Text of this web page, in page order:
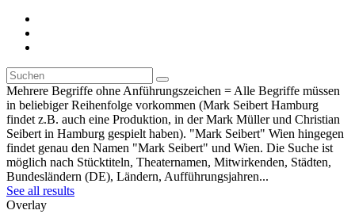
Mehrere Begriffe ohne Anführungszeichen = Alle Begriffe müssen
in beliebiger Reihenfolge vorkommen (Mark Seibert Hamburg
findet z.B. auch eine Produktion, in der Mark Müller und Christian
Seibert in Hamburg gespielt haben). "Mark Seibert" Wien hingegen
findet genau den Namen "Mark Seibert" und Wien. Die Suche ist
möglich nach Stücktiteln, Theaternamen, Mitwirkenden, Städten,
Bundesländern (DE), Ländern, Aufführungsjahren...
See all results
Overlay